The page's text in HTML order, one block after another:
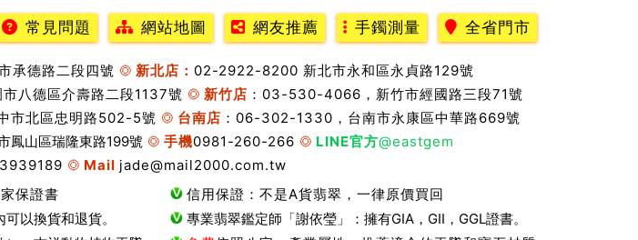
常見問題 網站地圖 網友推薦 手鐲測量 全省門市
承德路二段四號 新北店： 02-2922-8200 新北市永和區永貞路129號
八德區介壽路二段1137號 新竹店 ：03-530-4066，新竹市經國路三段71號
市北區忠明路502-5號 台南店 ：06-302-1330，台南市永康區中華路669號
鳳山區瑞隆東路199號 手機0981-260-266 LINE官方@eastgem
Mail jade@mail2000.com.tw
保證書
信用保證：不是A貨翡翠，一律原價買回
以換貨和退貨。
專業翡翠鑑定師「謝依瑩」：擁有GIA，GII，GGL證書。